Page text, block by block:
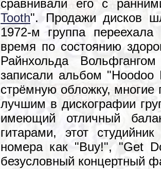
сравнивали его с
Tooth". Продажи дисков
1972-м группа
время по состоянию
Райнхольда
записали альбом "Hoodoo
стрёмную обложку,
лучшим в дискографии
имеющий отличный
гитарами, этот
номера как "Buy!", "Get
безусловный концертный